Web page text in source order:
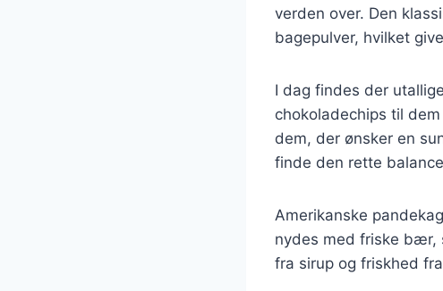
verden over. Den
bagepulver, hvilket
I dag findes der
chokoladechips til
dem, der ønsker en
finde den rette
Amerikanske
nydes med friske bær,
fra sirup og friskhed